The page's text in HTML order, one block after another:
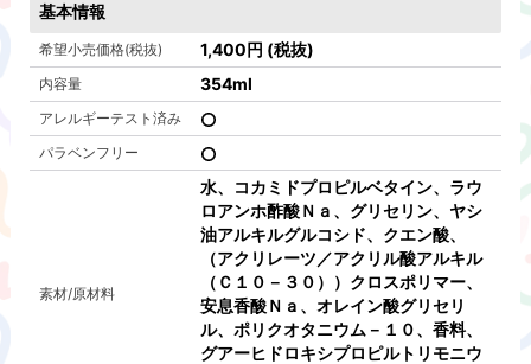
基本情報
希望小売価格(税抜) 1,400円 (税抜)
内容量 354ml
アレルギーテスト済み
パラベンフリー
素材/原材料
水、コカミドプロピルベタイン、ラウ
ロアンホ酢酸Ｎａ、グリセリン、ヤシ
油アルキルグルコシド、クエン酸、
（アクリレーツ／アクリル酸アルキル
（Ｃ１０－３０））クロスポリマー、
安息香酸Ｎａ、オレイン酸グリセリ
ル、ポリクオタニウム－１０、香料、
グアーヒドロキシプロピルトリモニウ